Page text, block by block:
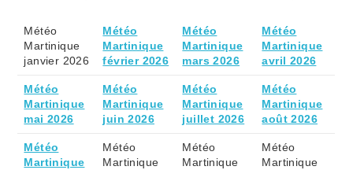
Météo
Martinique
janvier 2026
Météo
Martinique
février 2026
Météo
Martinique
mars 2026
Météo
Martinique
avril 2026
Météo
Martinique
mai 2026
Météo
Martinique
juin 2026
Météo
Martinique
juillet 2026
Météo
Martinique
août 2026
Météo
Martinique
Météo
Martinique
Météo
Martinique
Météo
Martinique